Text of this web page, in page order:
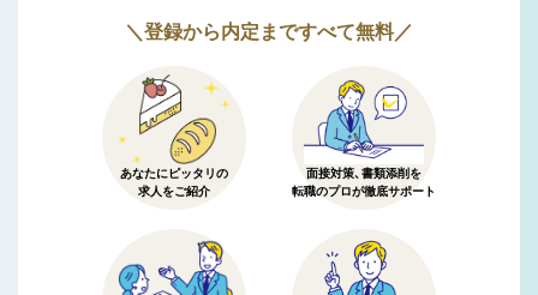
＼登録から内定まですべて無料／
あなたにピッタリの
求人をご紹介
面接対策、書類添削を
転職のプロが徹底サポート